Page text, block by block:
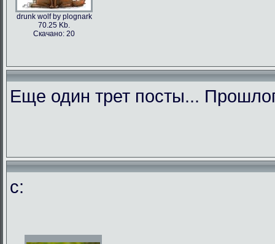
drunk wolf by plognark
70.25 Kb.
Скачано: 20
Еще один трет посты...
c: